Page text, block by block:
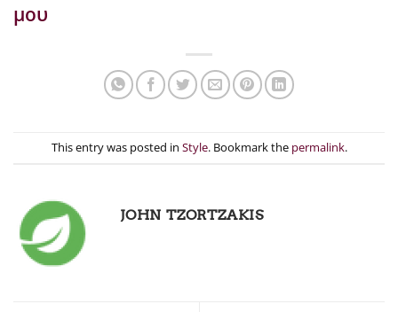
μου
This entry was posted in Style. Bookmark the permalink.
JOHN TZORTZAKIS